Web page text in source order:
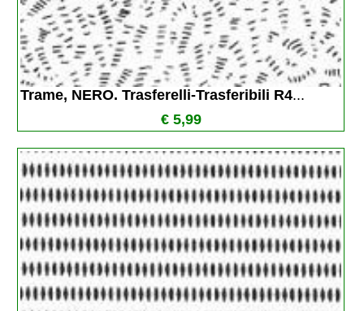
Trame, NERO. Trasferelli-Trasferibili R4...
€ 5,99